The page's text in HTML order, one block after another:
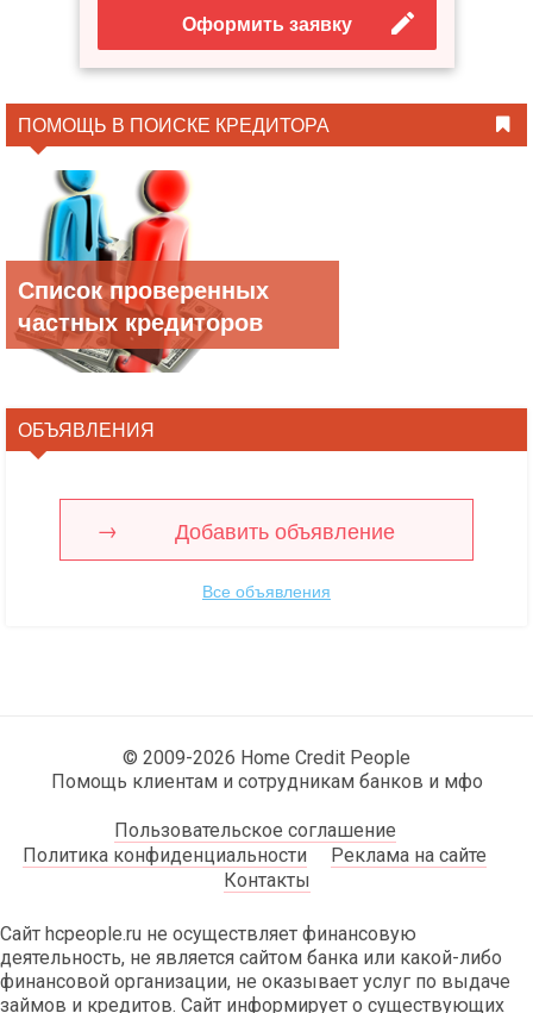
Оформить заявку
ПОМОЩЬ В ПОИСКЕ КРЕДИТОРА
Список проверенных
частных кредиторов
ОБЪЯВЛЕНИЯ
Добавить объявление
Все объявления
© 2009-2026 Home Credit People
Помощь клиентам и сотрудникам банков и мфо
Пользовательское соглашение
Политика конфиденциальности
Реклама на сайте
Контакты
Сайт hcpeople.ru не осуществляет финансовую
деятельность, не является сайтом банка или какой-либо
финансовой организации, не оказывает услуг по выдаче
займов и кредитов. Сайт информирует о существующих